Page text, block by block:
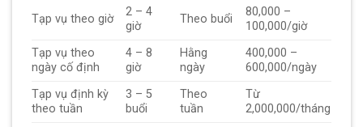
Tạp vụ theo giờ
2 – 4
giờ
Theo buổi
80,000 –
100,000/giờ
Tạp vụ theo
ngày cố định
4 – 8
giờ
Hằng
ngày
400,000 –
600,000/ngày
Tạp vụ định kỳ
theo tuần
3 – 5
buổi
Theo
tuần
Từ
2,000,000/tháng